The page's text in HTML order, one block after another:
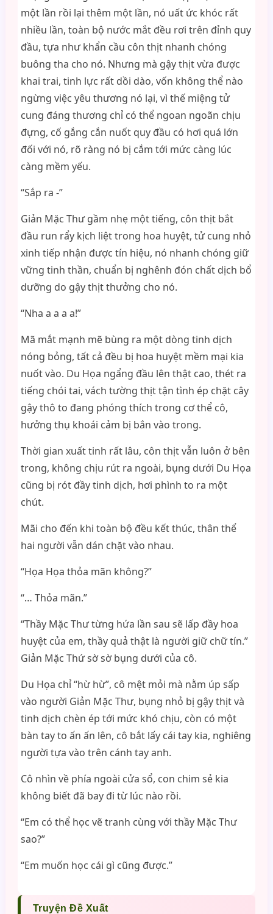
một lần rồi lại thêm một lần, nó uất ức khóc rất
nhiều lần, toàn bộ nước mắt đều rơi trên đỉnh quy
đầu, tựa như khẩn cầu côn thịt nhanh chóng
buông tha cho nó. Nhưng mà gậy thịt vừa được
khai trai, tinh lực rất dồi dào, vốn không thể nào
ngừng việc yêu thương nó lại, vì thế miệng tử
cung đáng thương chỉ có thể ngoan ngoãn chịu
đựng, cố gắng cắn nuốt quy đầu có hơi quá lớn
đối với nó, rõ ràng nó bị cắm tới mức càng lúc
càng mềm yếu.
“Sắp ra -”
Giản Mặc Thư gầm nhẹ một tiếng, côn thịt bắt
đầu run rẩy kịch liệt trong hoa huyệt, tử cung nhỏ
xinh tiếp nhận được tín hiệu, nó nhanh chóng giữ
vững tinh thần, chuẩn bị nghênh đón chất dịch bổ
dưỡng do gậy thịt thưởng cho nó.
“Nha a a a a!”
Mã mắt mạnh mẽ bùng ra một dòng tinh dịch
nóng bỏng, tất cả đều bị hoa huyệt mềm mại kia
nuốt vào. Du Họa ngẩng đầu lên thật cao, thét ra
tiếng chói tai, vách tường thịt tận tình ép chặt cây
gậy thô to đang phóng thích trong cơ thể cô,
hưởng thụ khoái cảm bị bắn vào trong.
Thời gian xuất tinh rất lâu, côn thịt vẫn luôn ở bên
trong, không chịu rút ra ngoài, bụng dưới Du Họa
cũng bị rót đầy tinh dịch, hơi phình to ra một
chút.
Mãi cho đến khi toàn bộ đều kết thúc, thân thể
hai người vẫn dán chặt vào nhau.
“Họa Họa thỏa mãn không?”
“… Thỏa mãn.”
“Thầy Mặc Thư từng hứa lần sau sẽ lấp đầy hoa
huyệt của em, thầy quả thật là người giữ chữ tín.”
Giản Mặc Thứ sờ sờ bụng dưới của cô.
Du Họa chỉ “hừ hừ”, cô mệt mỏi mà nằm úp sấp
vào người Giản Mặc Thư, bụng nhỏ bị gậy thịt và
tinh dịch chèn ép tới mức khó chịu, còn có một
bàn tay to ấn ấn lên, cô bắt lấy cái tay kia, nghiêng
người tựa vào trên cánh tay anh.
Cô nhìn về phía ngoài cửa sổ, con chim sẻ kia
không biết đã bay đi từ lúc nào rồi.
“Em có thể học vẽ tranh cùng với thầy Mặc Thư
sao?”
“Em muốn học cái gì cũng được.”
Truyện Đề Xuất